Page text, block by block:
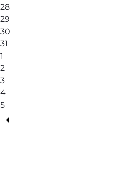
28
29
30
31
1
2
3
4
5